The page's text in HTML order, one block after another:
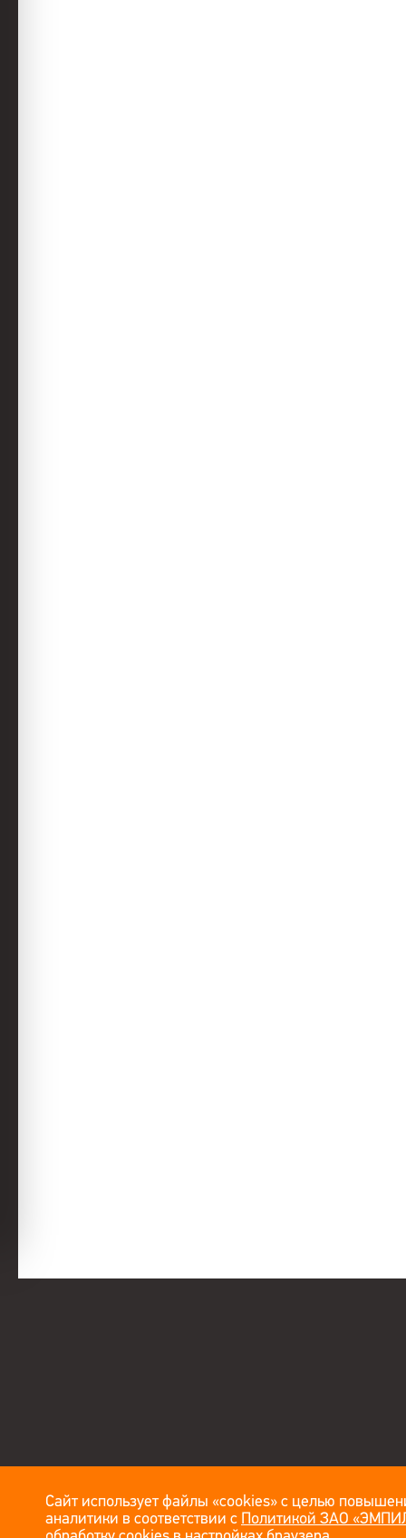
Сайт использует файлы «cookies» с целью
аналитики в соответствии с Политикой ЗАО